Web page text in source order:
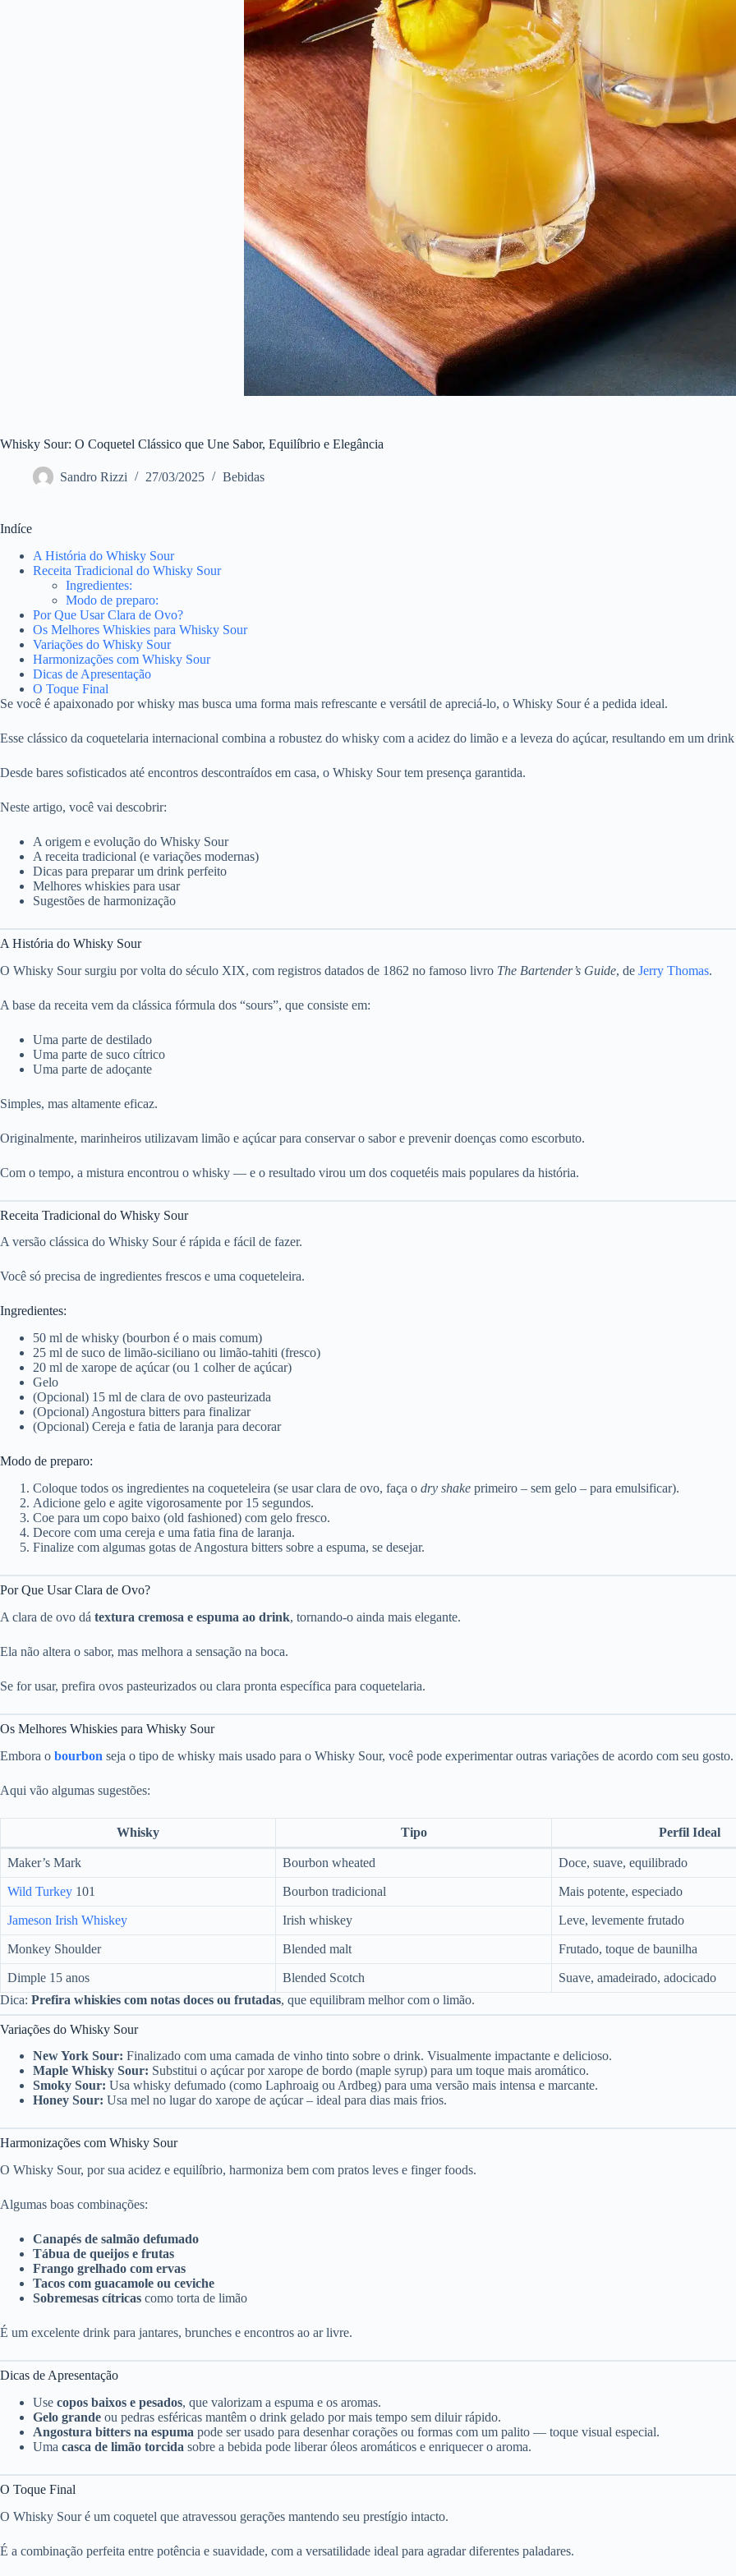
Whisky Sour: O Coquetel Clássico que Une Sabor, Equilíbrio e Elegância
Sandro Rizzi 27/03/2025 Bebidas
Indíce
A História do Whisky Sour
Receita Tradicional do Whisky Sour
Ingredientes:
Modo de preparo:
Por Que Usar Clara de Ovo?
Os Melhores Whiskies para Whisky Sour
Variações do Whisky Sour
Harmonizações com Whisky Sour
Dicas de Apresentação
O Toque Final
Se você é apaixonado por whisky mas busca uma forma mais refrescante e versátil de apreciá-lo, o Whisky Sour é a pedida ideal.
Esse clássico da coquetelaria internacional combina a robustez do whisky com a acidez do limão e a leveza do açúcar, resultando em um
Desde bares sofisticados até encontros descontraídos em casa, o Whisky Sour tem presença garantida.
Neste artigo, você vai descobrir:
A origem e evolução do Whisky Sour
A receita tradicional (e variações modernas)
Dicas para preparar um drink perfeito
Melhores whiskies para usar
Sugestões de harmonização
A História do Whisky Sour
O Whisky Sour surgiu por volta do século XIX, com registros datados de 1862 no famoso livro The Bartender’s Guide, de Jerry Thomas.
A base da receita vem da clássica fórmula dos “sours”, que consiste em:
Uma parte de destilado
Uma parte de suco cítrico
Uma parte de adoçante
Simples, mas altamente eficaz.
Originalmente, marinheiros utilizavam limão e açúcar para conservar o sabor e prevenir doenças como escorbuto.
Com o tempo, a mistura encontrou o whisky — e o resultado virou um dos coquetéis mais populares da história.
Receita Tradicional do Whisky Sour
A versão clássica do Whisky Sour é rápida e fácil de fazer.
Você só precisa de ingredientes frescos e uma coqueteleira.
Ingredientes:
50 ml de whisky (bourbon é o mais comum)
25 ml de suco de limão-siciliano ou limão-tahiti (fresco)
20 ml de xarope de açúcar (ou 1 colher de açúcar)
Gelo
(Opcional) 15 ml de clara de ovo pasteurizada
(Opcional) Angostura bitters para finalizar
(Opcional) Cereja e fatia de laranja para decorar
Modo de preparo:
Coloque todos os ingredientes na coqueteleira (se usar clara de ovo, faça o dry shake primeiro – sem gelo – para emulsificar).
Adicione gelo e agite vigorosamente por 15 segundos.
Coe para um copo baixo (old fashioned) com gelo fresco.
Decore com uma cereja e uma fatia fina de laranja.
Finalize com algumas gotas de Angostura bitters sobre a espuma, se desejar.
Por Que Usar Clara de Ovo?
A clara de ovo dá textura cremosa e espuma ao drink, tornando-o ainda mais elegante.
Ela não altera o sabor, mas melhora a sensação na boca.
Se for usar, prefira ovos pasteurizados ou clara pronta específica para coquetelaria.
Os Melhores Whiskies para Whisky Sour
Embora o bourbon seja o tipo de whisky mais usado para o Whisky Sour, você pode experimentar outras variações de acordo com seu gosto.
Aqui vão algumas sugestões:
Whisky Tipo Perfil Ideal
Maker’s Mark Bourbon wheated Doce, suave, equilibrado
Wild Turkey 101 Bourbon tradicional Mais potente, especiado
Jameson Irish Whiskey Irish whiskey Leve, levemente frutado
Monkey Shoulder Blended malt Frutado, toque de baunilha
Dimple 15 anos Blended Scotch Suave, amadeirado, adocicado
Dica: Prefira whiskies com notas doces ou frutadas, que equilibram melhor com o limão.
Variações do Whisky Sour
New York Sour: Finalizado com uma camada de vinho tinto sobre o drink. Visualmente impactante e delicioso.
Maple Whisky Sour: Substitui o açúcar por xarope de bordo (maple syrup) para um toque mais aromático.
Smoky Sour: Usa whisky defumado (como Laphroaig ou Ardbeg) para uma versão mais intensa e marcante.
Honey Sour: Usa mel no lugar do xarope de açúcar – ideal para dias mais frios.
Harmonizações com Whisky Sour
O Whisky Sour, por sua acidez e equilíbrio, harmoniza bem com pratos leves e finger foods.
Algumas boas combinações:
Canapés de salmão defumado
Tábua de queijos e frutas
Frango grelhado com ervas
Tacos com guacamole ou ceviche
Sobremesas cítricas como torta de limão
É um excelente drink para jantares, brunches e encontros ao ar livre.
Dicas de Apresentação
Use copos baixos e pesados, que valorizam a espuma e os aromas.
Gelo grande ou pedras esféricas mantêm o drink gelado por mais tempo sem diluir rápido.
Angostura bitters na espuma pode ser usado para desenhar corações ou formas com um palito — toque visual especial.
Uma casca de limão torcida sobre a bebida pode liberar óleos aromáticos e enriquecer o aroma.
O Toque Final
O Whisky Sour é um coquetel que atravessou gerações mantendo seu prestígio intacto.
É a combinação perfeita entre potência e suavidade, com a versatilidade ideal para agradar diferentes paladares.